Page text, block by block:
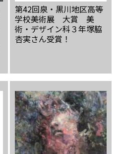
第42回泉・黒川地区高等
学校美術展 大賞 美
術・デザイン科３年塚脇
杏実さん受賞！